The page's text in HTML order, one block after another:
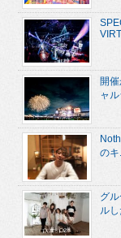
開
ャ
のキ
グ
ル